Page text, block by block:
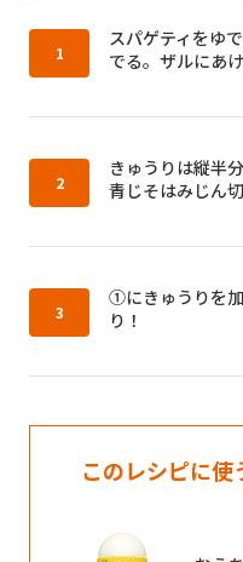
作り方1：
スパゲティをゆ
でる。ザルにあ
作り方2：
きゅうりは縦半
青じそはみじん
作り方3：
①にきゅうりを
り！
このレシピに使